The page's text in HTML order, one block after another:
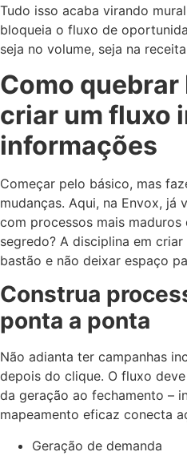
Tudo isso acaba virando
bloqueia o fluxo de
seja no volume, seja na
Como quebrar
criar um fluxo
informações
Começar pelo básico, mas
mudanças. Aqui, na Envox, já
com processos mais
segredo? A disciplina em
bastão e não deixar espaço
Construa
ponta a ponta
Não adianta ter campanhas
depois do clique. O fluxo
da geração ao fechamento –
mapeamento eficaz conecta
Geração de demanda